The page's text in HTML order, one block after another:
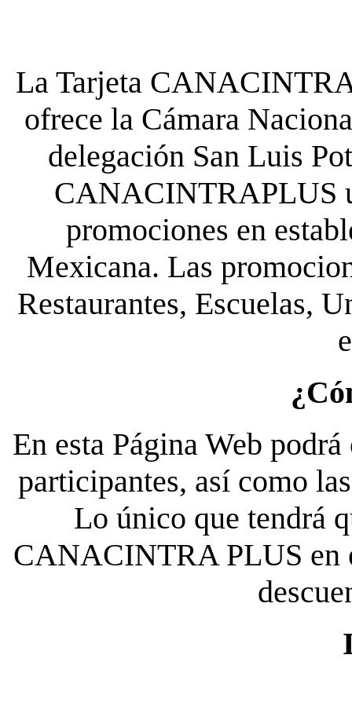
La Tarjeta
ofrece la Cámara
delegación San Luis
CANACINTRAPLUS
promociones en
Mexicana. Las
Restaurantes, Escuelas,
En esta Página Web
participantes, así como
Lo único que tendrá
CANACINTRA PLUS en